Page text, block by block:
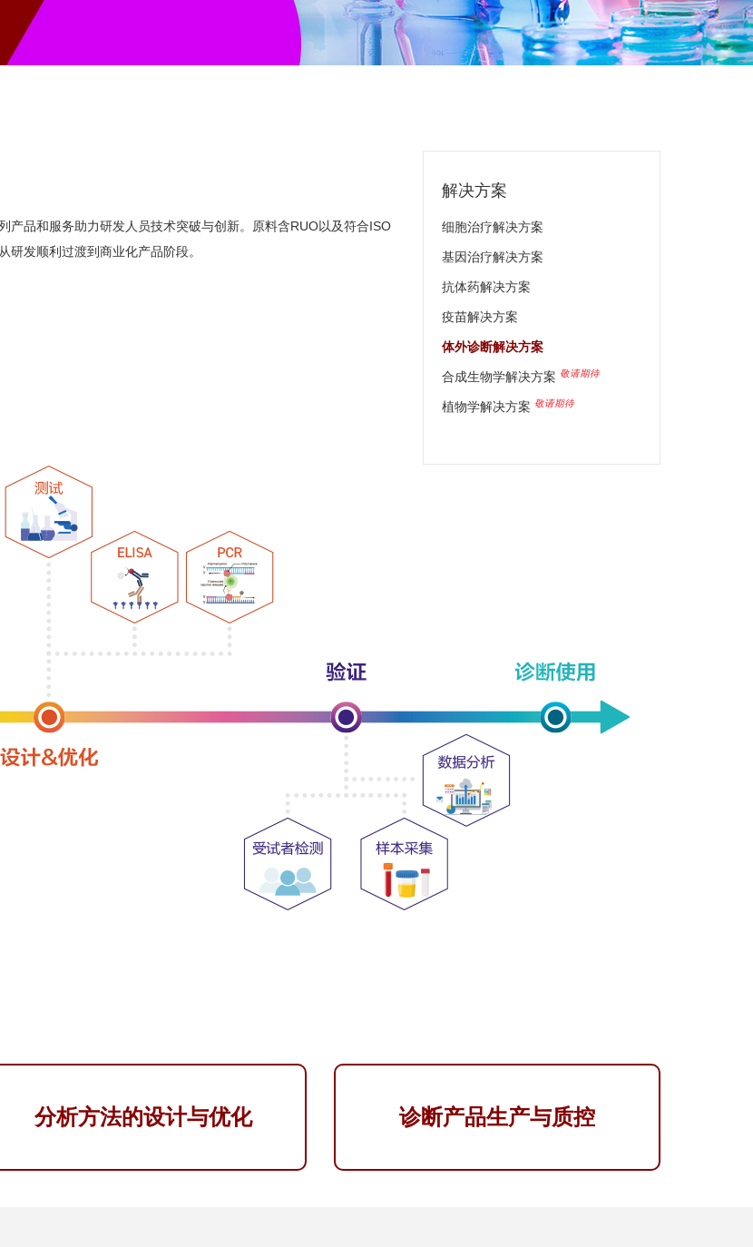
品和服务助力研发人员技术突破与创新。原料含RUO以及符合ISO
发顺利过渡到商业化产品阶段。
解决方案
细胞治疗解决方案
基因治疗解决方案
抗体药解决方案
疫苗解决方案
体外诊断解决方案
合成生物学解决方案 敬请期待
植物学解决方案 敬请期待
分析方法的设计与优化 诊断产品生产与质控